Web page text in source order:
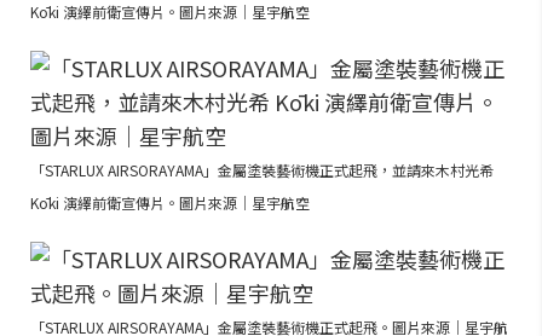
Kōki 演繹前衛宣傳片。圖片來源｜星宇航空
「STARLUX AIRSORAYAMA」金屬塗裝藝術機正式起飛，並請來木村光希
Kōki 演繹前衛宣傳片。圖片來源｜星宇航空
「STARLUX AIRSORAYAMA」金屬塗裝藝術機正式起飛。圖片來源｜星宇航